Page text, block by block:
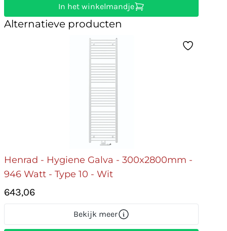
In het winkelmandje
Alternatieve producten
Henrad - Hygiene Galva - 300x2800mm -
946 Watt - Type 10 - Wit
643,06
Bekijk meer